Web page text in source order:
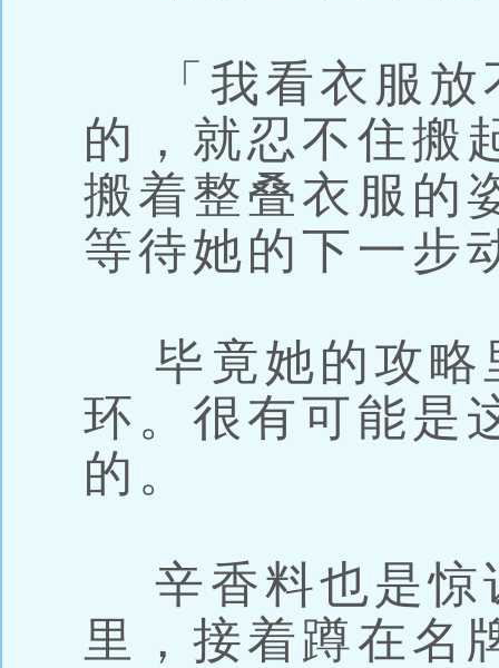
「我看衣服放
的，就忍不住搬
搬着整叠衣服的
等待她的下一步
毕竟她的攻略
环。很有可能是
的。
辛香料也是惊
里，接着蹲在名